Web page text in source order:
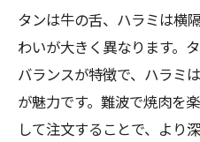
タンは牛の舌、ハラミは横
わいが大きく異なります。
バランスが特徴で、ハラミ
が魅力です。難波で焼肉を
して注文することで、より